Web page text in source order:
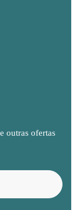
outras ofertas